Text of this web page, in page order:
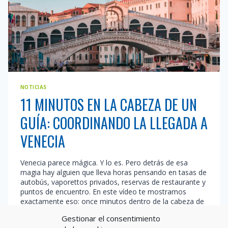
Gestionar el consentimiento
NOTICIAS
11 MINUTOS EN LA CABEZA DE UN
GUÍA: COORDINANDO LA LLEGADA A
VENECIA
Venecia parece mágica. Y lo es. Pero detrás de esa
magia hay alguien que lleva horas pensando en tasas de
autobús, vaporettos privados, reservas de restaurante y
puntos de encuentro. En este vídeo te mostramos
exactamente eso: once minutos dentro de la cabeza de